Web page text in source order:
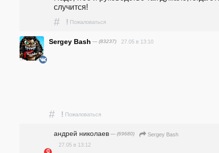
случится!
# ! Пожаловаться
Sergey Bash — (83237) 27.05 в 13:10
# ! Пожаловаться
андpeй николаев — (69680)
Sergey Bash
27.05 в 13:12